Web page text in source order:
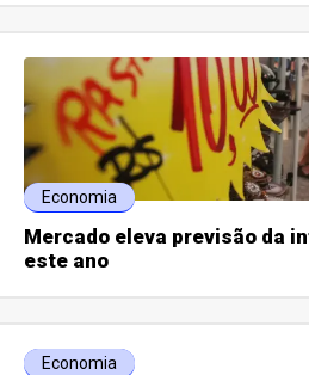
Economia
Mercado eleva previsão da
este ano
Economia